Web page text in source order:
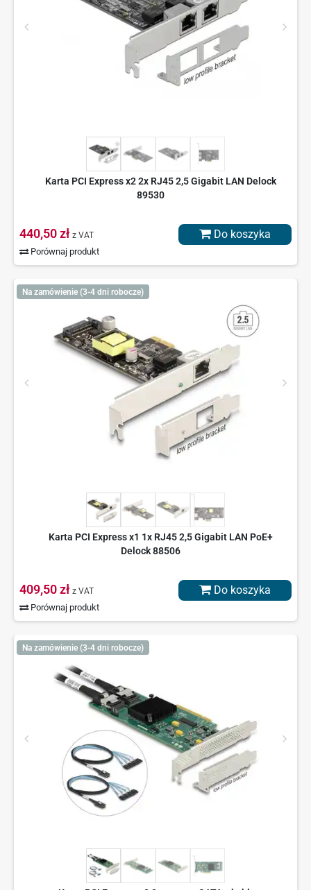
Karta PCI Express x2 2x RJ45 2,5 Gigabit LAN Delock
89530
440,50 zł z VAT
Porównaj produkt
Do koszyka
Na zamówienie (3-4 dni robocze)
Karta PCI Express x1 1x RJ45 2,5 Gigabit LAN PoE+
Delock 88506
409,50 zł z VAT
Porównaj produkt
Do koszyka
Na zamówienie (3-4 dni robocze)